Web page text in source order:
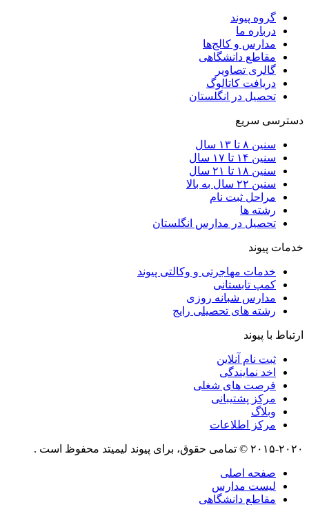
گروه پیوند
درباره ما
مدارس و کالج‌ها
مقاطع دانشگاهی
گالری تصاویر
دریافت کاتالوگ
تحصیل در انگلستان
دسترسی سریع
سنین ۸ تا ۱۳ سال
سنین ۱۴ تا ۱۷ سال
سنین ۱۸ تا ۲۱ سال
سنین ۲۲ سال به بالا
مراحل ثبت نام
رشته ها
تحصیل در مدارس انگلستان
خدمات پیوند
خدمات مهاجرتی و وکالتی پیوند
کمپ تابستانی
مدارس شبانه روزی
رشته های تحصیلی رایج
ارتباط با پیوند
ثبت نام آنلاین
اخد نمایندگی
فرصت های شغلی
مرکز پشتیبانی
وبلاگ
مرکز اطلاعات
۲۰۱۵-۲۰۲۰ © تمامی حقوق، برای پیوند لیمیتد محفوظ است .
صفحه اصلی
لیست مدارس
مقاطع دانشگاهی